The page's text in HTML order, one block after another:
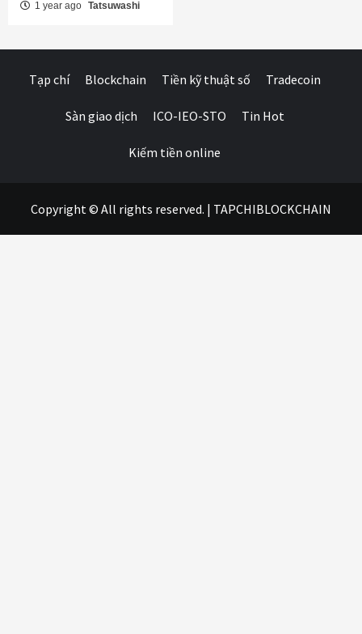
1 year ago Tatsuwashi
Tạp chí Blockchain Tiền kỹ thuật số Tradecoin
Sàn giao dịch ICO-IEO-STO Tin Hot
Kiếm tiền online
Copyright © All rights reserved. | TAPCHIBLOCKCHAIN